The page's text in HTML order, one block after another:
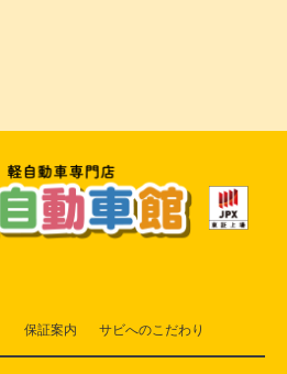
保証案内 サビへのこだわり